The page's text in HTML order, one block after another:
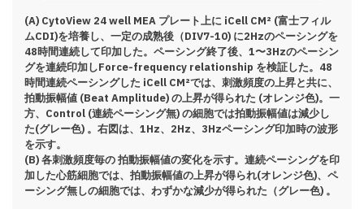
(A) CytoView 24 well MEA プレート上に iCell CM² (富士フィル
ムCDI)を培養し、⼀定の成熟後（DIV7-10) に2Hzのペーシングを
48時間連続して印加した。ペーシング終了後、1〜3Hzのペーシン
グを連続印加しForce-frequency relationship を検証した。48
時間連続ペーシングした iCell CM²では、刺激頻度の上昇と共に、
拍動振幅値 (Beat Amplitude) の上昇が得られた (オレンジ色)。⼀
⽅、Control (連続ペーシング無) の細胞では拍動振幅値は減少し
た(グレー色) 。右図は、1Hz、2Hz、3Hzペーシング印加時の波形
を示す。
(B) 各刺激頻度毎の 拍動振幅値の変化を示す。連続ペーシングを印
加した心筋細胞では、拍動振幅値の上昇が得られ(オレンジ色)、ペ
ーシング無しの細胞では、わずかな減少が得られた（グレー色) 。